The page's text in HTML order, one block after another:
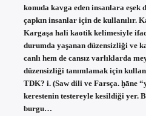
konuda kavga eden insanlara eşek
çapkın insanlar için de kullanılır.
Kargaşa hali kaotik kelimesiyle
durumda yaşanan düzensizliği ve
canlı hem de cansız varlıklarda
düzensizliği tanımlamak için
TDK? i. (Saw dili ve Farsça. ḫāne
kerestenin testereyle kesildiği yer.
burgu…